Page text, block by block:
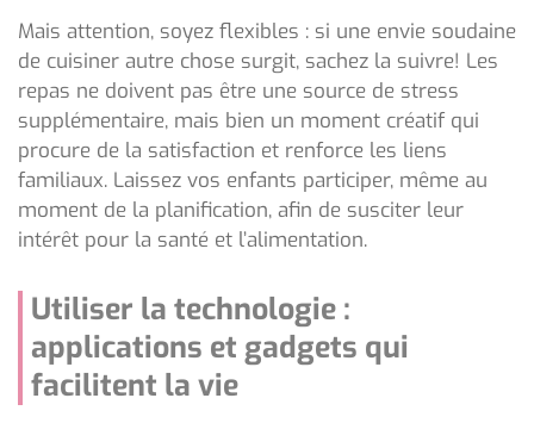
Mais attention, soyez flexibles : si une envie soudaine
de cuisiner autre chose surgit, sachez la suivre! Les
repas ne doivent pas être une source de stress
supplémentaire, mais bien un moment créatif qui
procure de la satisfaction et renforce les liens
familiaux. Laissez vos enfants participer, même au
moment de la planification, afin de susciter leur
intérêt pour la santé et l’alimentation.
Utiliser la technologie :
applications et gadgets qui
facilitent la vie